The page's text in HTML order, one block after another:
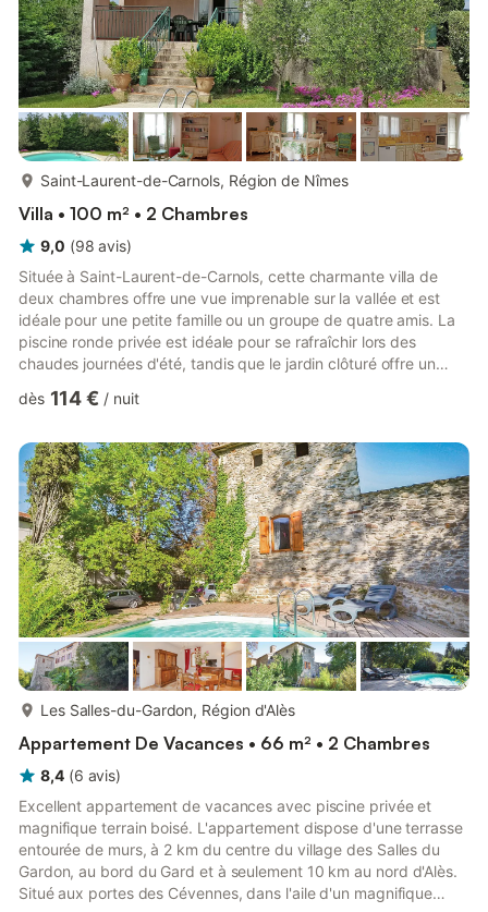
Saint-Laurent-de-Carnols, Région de Nîmes
Villa • 100 m² • 2 Chambres
9,0 (98 avis)
Située à Saint-Laurent-de-Carnols, cette charmante villa de
deux chambres offre une vue imprenable sur la vallée et est
idéale pour une petite famille ou un groupe de quatre amis. La
piscine ronde privée est idéale pour se rafraîchir lors des
chaudes journées d'été, tandis que le jardin clôturé offre un
seulement 1 km du centre-ville et des restaurants locaux, et à 5
l'intérieur, la villa est équipée du chauffage électrique et d'une
cheminée chaleureuse, pour un confort op...
dès 114 € / nuit
Les Salles-du-Gardon, Région d'Alès
Appartement De Vacances • 66 m² • 2 Chambres
8,4 (6 avis)
Excellent appartement de vacances avec piscine privée et
magnifique terrain boisé. L'appartement dispose d'une terrasse
entourée de murs, à 2 km du centre du village des Salles du
Gardon, au bord du Gard et à seulement 10 km au nord d'Alès.
Situé aux portes des Cévennes, dans l'aile d'un magnifique